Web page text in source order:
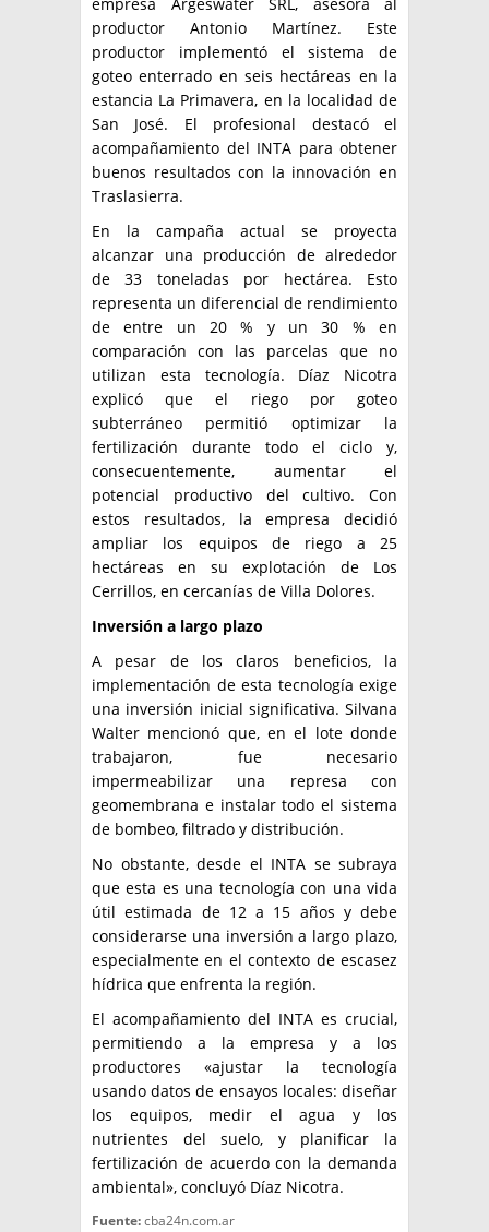
empresa Argeswater SRL, asesora al
productor Antonio Martínez. Este
productor implementó el sistema de
goteo enterrado en seis hectáreas en la
estancia La Primavera, en la localidad de
San José. El profesional destacó el
acompañamiento del INTA para obtener
buenos resultados con la innovación en
Traslasierra.
En la campaña actual se proyecta
alcanzar una producción de alrededor
de 33 toneladas por hectárea. Esto
representa un diferencial de rendimiento
de entre un 20 % y un 30 % en
comparación con las parcelas que no
utilizan esta tecnología. Díaz Nicotra
explicó que el riego por goteo
subterráneo permitió optimizar la
fertilización durante todo el ciclo y,
consecuentemente, aumentar el
potencial productivo del cultivo. Con
estos resultados, la empresa decidió
ampliar los equipos de riego a 25
hectáreas en su explotación de Los
Cerrillos, en cercanías de Villa Dolores.
Inversión a largo plazo
A pesar de los claros beneficios, la
implementación de esta tecnología exige
una inversión inicial significativa. Silvana
Walter mencionó que, en el lote donde
trabajaron, fue necesario
impermeabilizar una represa con
geomembrana e instalar todo el sistema
de bombeo, filtrado y distribución.
No obstante, desde el INTA se subraya
que esta es una tecnología con una vida
útil estimada de 12 a 15 años y debe
considerarse una inversión a largo plazo,
especialmente en el contexto de escasez
hídrica que enfrenta la región.
El acompañamiento del INTA es crucial,
permitiendo a la empresa y a los
productores «ajustar la tecnología
usando datos de ensayos locales: diseñar
los equipos, medir el agua y los
nutrientes del suelo, y planificar la
fertilización de acuerdo con la demanda
ambiental», concluyó Díaz Nicotra.
Fuente:cba24n.com.ar